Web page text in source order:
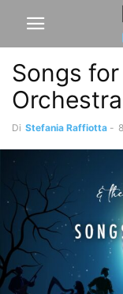
Songs
Di Stefania Raffiotta -